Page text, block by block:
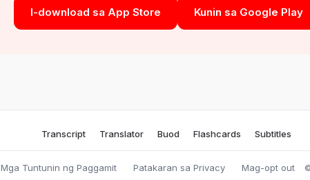
I-download sa App Store Kunin sa Google Play
Transcript Translator Buod Flashcards Subtitles
Mga Tuntunin ng Paggamit Patakaran sa Privacy Mag-opt out